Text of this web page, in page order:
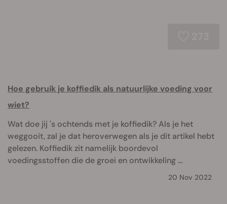
Hoe gebruik je koffiedik als natuurlijke voeding voor
wiet?
Wat doe jij 's ochtends met je koffiedik? Als je het
weggooit, zal je dat heroverwegen als je dit artikel hebt
gelezen. Koffiedik zit namelijk boordevol
voedingsstoffen die de groei en ontwikkeling ...
20 Nov 2022